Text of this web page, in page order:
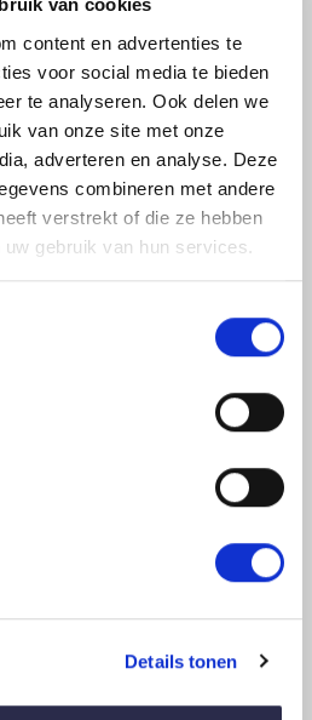
van cookies
content en advertenties te
voor social media te bieden
te analyseren. Ook delen we
van onze site met onze
adverteren en analyse. Deze
combineren met andere
verstrekt of die ze hebben
gebruik van hun services.
Details tonen
wensen.